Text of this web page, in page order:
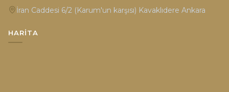
İran Caddesi 6/2 (Karum'un karşısı) Kavaklıdere Ankara
HARITA